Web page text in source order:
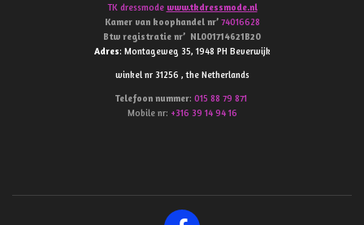
TK dressmode www.tkdressmode.nl
Kamer van koophandel nr’ 74016628
Btw registratie nr’ NL001714621B20
Adres: Montageweg 35, 1948 PH Beverwijk
winkel nr 31256 , the Netherlands
Telefoon nummer: 015 88 79 871
Mobile nr: +316 39 14 94 16